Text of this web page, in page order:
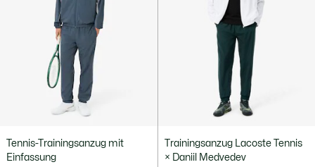
Tennis-Trainingsanzug mit
Einfassung
Trainingsanzug Lacoste Tennis
× Daniil Medvedev